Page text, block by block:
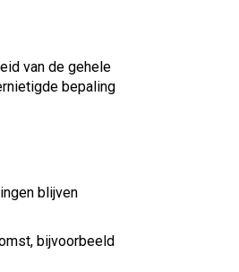
van de gehele
bepaling
blijven
bijvoorbeeld